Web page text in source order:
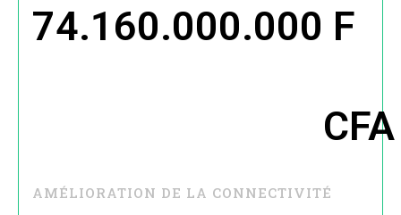
AMÉLIORATION DE LA CONNECTIVITÉ
74.160.000.000
CFA